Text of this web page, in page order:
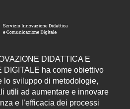
DIDATTICA E
DIGITALE ha come obiettivo
lo sviluppo di metodologie,
utili ad aumentare e innovare
e l’efficacia dei processi